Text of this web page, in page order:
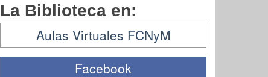
La Biblioteca en:
Aulas Virtuales FCNyM
Facebook